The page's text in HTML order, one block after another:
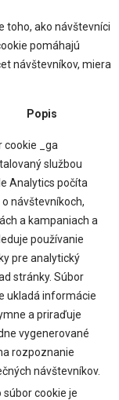
toho, ako návštevníci
pomáhajú
návštevníkov, miera
Popis
cookie _ga
službou
Analytics počíta
návštevníkoch,
a kampaniach a
používanie
pre analytický
stránky. Súbor
ukladá informácie
a priraďuje
vygenerované
rozpoznanie
návštevníkov.
súbor cookie je